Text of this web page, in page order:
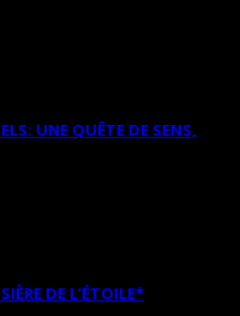
UNE QUÊTE DE SENS,
DE L’ÉTOILE*